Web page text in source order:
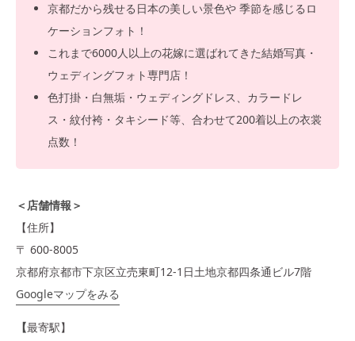
京都だから残せる日本の美しい景色や 季節を感じるロ
ケーションフォト！
これまで6000人以上の花嫁に選ばれてきた結婚写真・
ウェディングフォト専門店！
色打掛・白無垢・ウェディングドレス、カラードレ
ス・紋付袴・タキシード等、合わせて200着以上の衣裳
点数！
＜店舗情報＞
【住所】
〒 600-8005
京都府京都市下京区立売東町12-1日土地京都四条通ビル7階
Googleマップをみる
【最寄駅】